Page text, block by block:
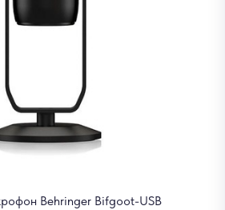
Behringer Bifgoot-USB